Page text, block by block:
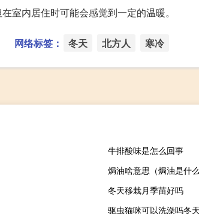
室内居住时可能会感觉到一定的温暖。
网络标签： 冬天 北方人 寒冷
牛排酸味是怎么回事
焗油啥意思（焗油是什
冬天移栽月季苗好吗
驱虫猫咪可以洗澡吗冬天